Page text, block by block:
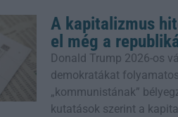
A kapitalizmus
el még a
Donald Trump 2026-os
demokratákat
„kommunistának”
kutatások szerint a